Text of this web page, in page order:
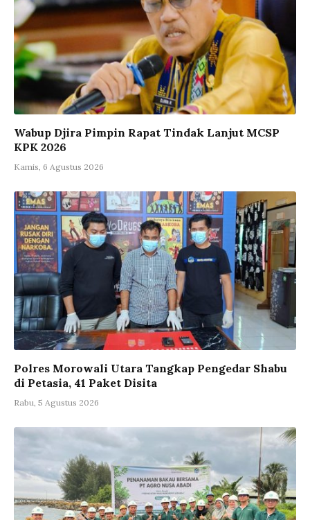
Wabup Djira Pimpin Rapat Tindak Lanjut MCSP
KPK 2026
Kamis, 6 Agustus 2026
Polres Morowali Utara Tangkap Pengedar Shabu
di Petasia, 41 Paket Disita
Rabu, 5 Agustus 2026